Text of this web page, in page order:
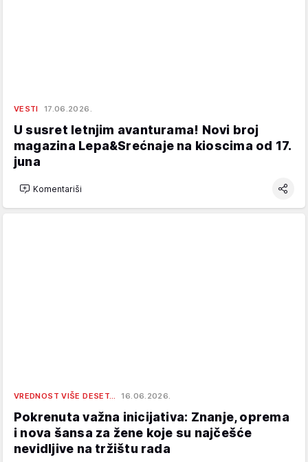
VESTI 17.06.2026.
U susret letnjim avanturama! Novi broj
magazina Lepa&Srećnaje na kioscima od 17.
juna
Komentariši
VREDNOST VIŠE DESET… 16.06.2026.
Pokrenuta važna inicijativa: Znanje, oprema
i nova šansa za žene koje su najčešće
nevidljive na tržištu rada